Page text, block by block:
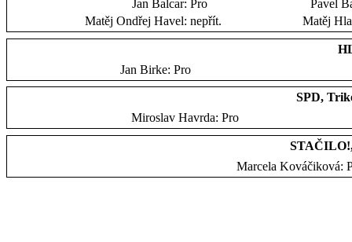
Jan Balcar: Pro
Pavel
Matěj Ondřej Havel: nepřít. Matěj
Jan Birke: Pro
SPD,
Miroslav Havrda: Pro
Marcela Kováčiková: